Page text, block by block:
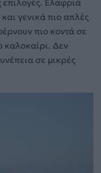
Ελαφριά
γενικά πιο απλές
πιο κοντά σε
καλοκαίρι. Δεν
σε μικρές